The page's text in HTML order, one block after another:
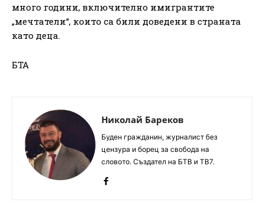
много години, включително имигрантите
„мечтатели“, които са били доведени в страната
като деца.
БТА
Николай Бареков
Буден гражданин, журналист без
цензура и борец за свобода на
словото. Създател на БТВ и ТВ7.